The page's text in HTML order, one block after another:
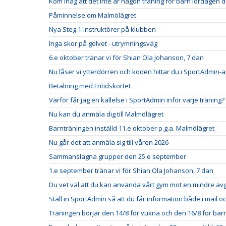
Påminnelse om Malmölägret
Nya Steg 1-instruktörer på klubben
Inga skor på golvet - utrymningsväg
6.e oktober tränar vi för Shian Ola Johanson, 7 dan
Nu låser vi ytterdörren och koden hittar du i SportAdmin-
Betalning med Fritidskortet
Varför får jag en kallelse i SportAdmin inför varje träning?
Nu kan du anmäla dig till Malmölägret
Barnträningen inställd 11.e oktober p.g.a. Malmölägret
Nu går det att anmäla sig till våren 2026
Sammanslagna grupper den 25.e september
1.e september tränar vi för Shian Ola Johanson, 7 dan
Du vet väl att du kan använda vårt gym mot en mindre
Ställ in SportAdmin så att du får information både i mail
Träningen börjar den 14/8 för vuxna och den 16/8 för